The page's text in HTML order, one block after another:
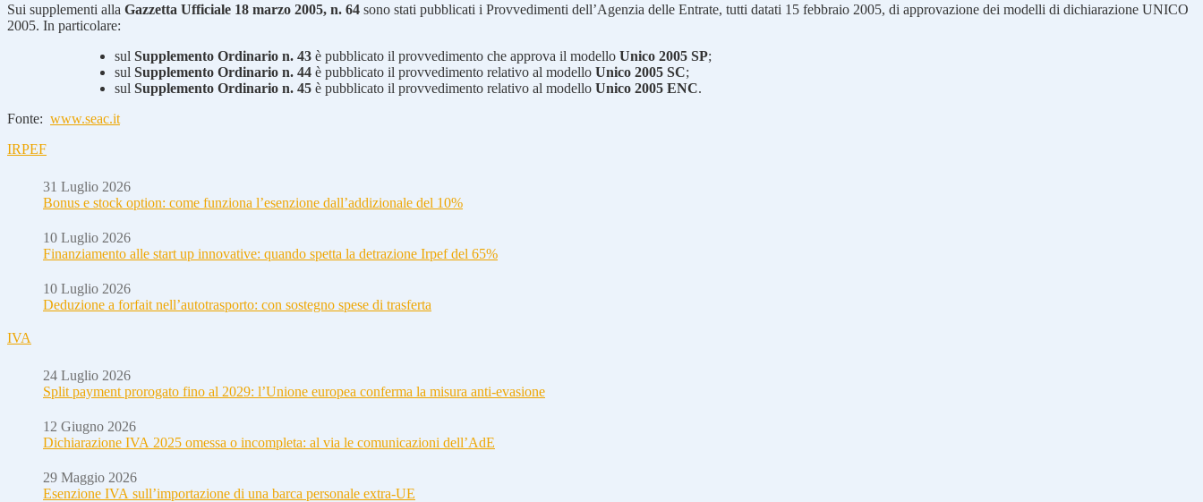
Sui supplementi alla Gazzetta Ufficiale 18 marzo 2005, n. 64 sono stati pubblicati i Provvedimenti dell’Agenzia delle Entrate, tutti datati 15 febbraio 2005, di approvazione dei modelli di dichiarazione UNICO
2005. In particolare:
sul Supplemento Ordinario n. 43 è pubblicato il provvedimento che approva il modello Unico 2005 SP;
sul Supplemento Ordinario n. 44 è pubblicato il provvedimento relativo al modello Unico 2005 SC;
sul Supplemento Ordinario n. 45 è pubblicato il provvedimento relativo al modello Unico 2005 ENC.
Fonte: www.seac.it
IRPEF
31 Luglio 2026
Bonus e stock option: come funziona l’esenzione dall’addizionale del 10%
10 Luglio 2026
Finanziamento alle start up innovative: quando spetta la detrazione Irpef del 65%
10 Luglio 2026
Deduzione a forfait nell’autotrasporto: con sostegno spese di trasferta
IVA
24 Luglio 2026
Split payment prorogato fino al 2029: l’Unione europea conferma la misura anti-evasione
12 Giugno 2026
Dichiarazione IVA 2025 omessa o incompleta: al via le comunicazioni dell’AdE
29 Maggio 2026
Esenzione IVA sull’importazione di una barca personale extra-UE